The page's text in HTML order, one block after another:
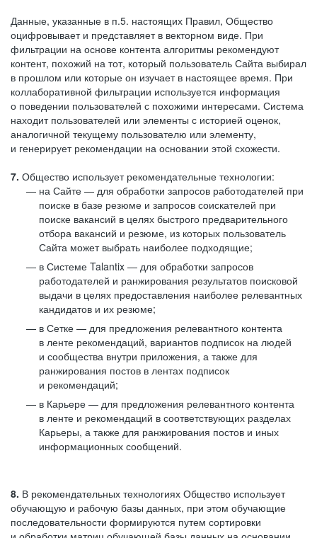
Данные, указанные в п.5. настоящих Правил, Общество
оцифровывает и представляет в векторном виде. При
фильтрации на основе контента алгоритмы рекомендуют
контент, похожий на тот, который пользователь Сайта выбирал
в прошлом или которые он изучает в настоящее время. При
коллаборативной фильтрации используется информация
о поведении пользователей с похожими интересами. Система
находит пользователей или элементы с историей оценок,
аналогичной текущему пользователю или элементу,
и генерирует рекомендации на основании этой схожести.
7. Общество использует рекомендательные технологии:
на Сайте — для обработки запросов работодателей при
поиске в базе резюме и запросов соискателей при
поиске вакансий в целях быстрого предварительного
отбора вакансий и резюме, из которых пользователь
Сайта может выбрать наиболее подходящие;
в Системе Talantix — для обработки запросов
работодателей и ранжирования результатов поисковой
выдачи в целях предоставления наиболее релевантных
кандидатов и их резюме;
в Сетке — для предложения релевантного контента
в ленте рекомендаций, вариантов подписок на людей
и сообщества внутри приложения, а также для
ранжирования постов в лентах подписок
и рекомендаций;
в Карьере — для предложения релевантного контента
в ленте и рекомендаций в соответствующих разделах
Карьеры, а также для ранжирования постов и иных
информационных сообщений.
8. В рекомендательных технологиях Общество использует
обучающую и рабочую базы данных, при этом обучающие
последовательности формируются путем сортировки